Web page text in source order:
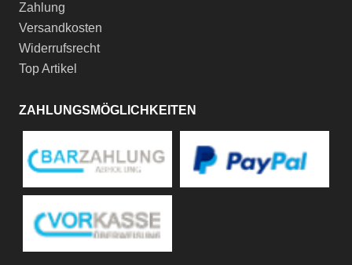
Zahlung
Versandkosten
Widerrufsrecht
Top Artikel
ZAHLUNGSMÖGLICHKEITEN